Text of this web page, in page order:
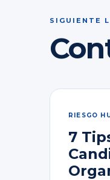
SIGUIENTE
RIESGO
7